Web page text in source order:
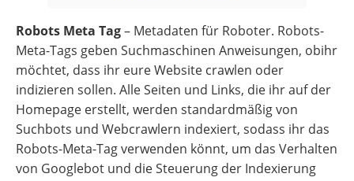
Robots Meta Tag– Metadaten für Roboter. Robots-
Meta-Tags geben Suchmaschinen Anweisungen, obihr
möchtet, dass ihr eure Website crawlen oder
indizieren sollen. Alle Seiten und Links, die ihr auf der
Homepage erstellt, werden standardmäßig von
Suchbots und Webcrawlern indexiert, sodass ihr das
Robots-Meta-Tag verwenden könnt, um das Verhalten
von Googlebot und die Steuerung der Indexierung